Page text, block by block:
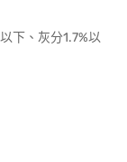
下、灰分1.7%以